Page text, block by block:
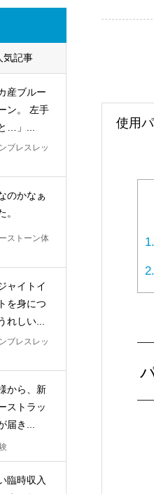
使用
1.
2.
気記事
産ブルー
ン。 左手
…」...
ブレスレッ
のかなぁ
。
ストーン体
ャイトイ
を身につ
しい...
ブレスレッ
から、新
ストラッ
届き...
臨時収入